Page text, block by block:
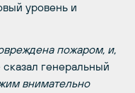
уровень и
пожаром, и,
сказал генеральный
внимательно